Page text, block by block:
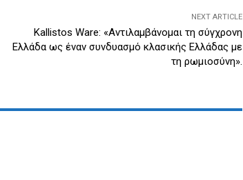
NEXT ARTICLE
Kallistos Ware: «Αντιλαμβάνομαι τη σύγχρονη
Ελλάδα ως έναν συνδυασμό κλασικής Ελλάδας με
τη ρωμιοσύνη».